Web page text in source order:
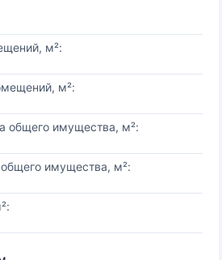
м²:
м²:
общего имущества, м²:
имущества, м²: